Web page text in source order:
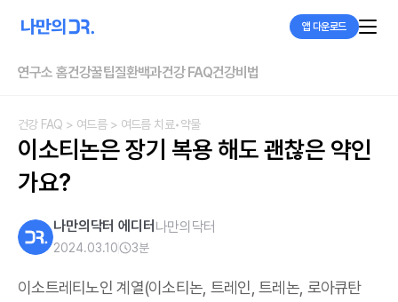
앱 다운로드
연구소 홈건강꿀팁질환백과건강 FAQ건강비법
건강 FAQ > 여드름> 여드름 치료•약물
이소티논은 장기 복용 해도 괜찮은 약인
가요?
나만의닥터 에디터 나만의닥터
2024.03.10 3분
이소트레티노인 계열(이소티논, 트레인, 트레논, 로아큐탄